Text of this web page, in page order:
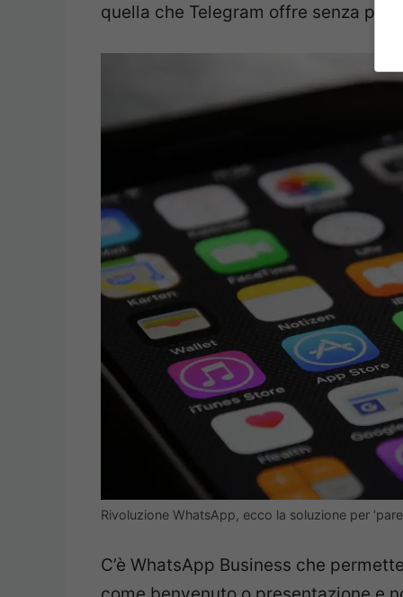
quella che Telegram offre senza
Rivoluzione WhatsApp, ecco la soluzione per
C’è WhatsApp Business che